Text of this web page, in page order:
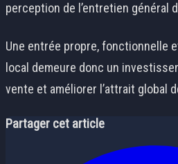
perception de l’entretien général
Une entrée propre, fonctionnelle
local demeure donc un
vente et améliorer l’attrait global
Partager cet article